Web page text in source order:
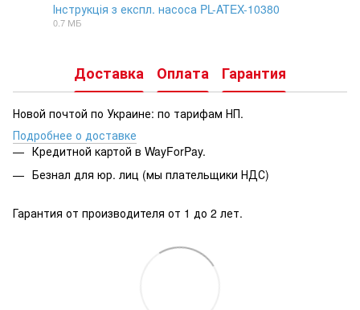
Інструкція з експл. насоса PL-ATEX-10380
0.7 МБ
Доставка Оплата Гарантия
Новой почтой по Украине: по тарифам НП.
Подробнее о доставке
Кредитной картой в WayForPay.
Безнал для юр. лиц (мы плательщики НДС)
Гарантия от производителя от 1 до 2 лет.